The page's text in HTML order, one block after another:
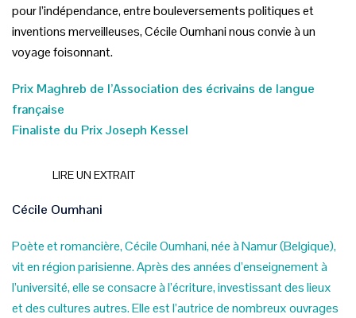
pour l’indépendance, entre bouleversements politiques et
inventions merveilleuses, Cécile Oumhani nous convie à un
voyage foisonnant.
Prix Maghreb de l’Association des écrivains de langue
française
Finaliste du Prix Joseph Kessel
LIRE UN EXTRAIT
Cécile Oumhani
Poète et romancière, Cécile Oumhani, née à Namur (Belgique),
vit en région parisienne. Après des années d’enseignement à
l’université, elle se consacre à l’écriture, investissant des lieux
et des cultures autres. Elle est l’autrice de nombreux ouvrages